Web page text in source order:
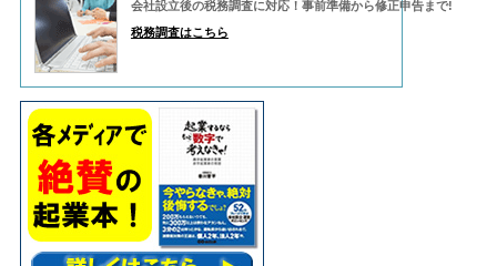
会社設立後の税務調査に対応！事前準備から修正申告まで!
税務調査はこちら